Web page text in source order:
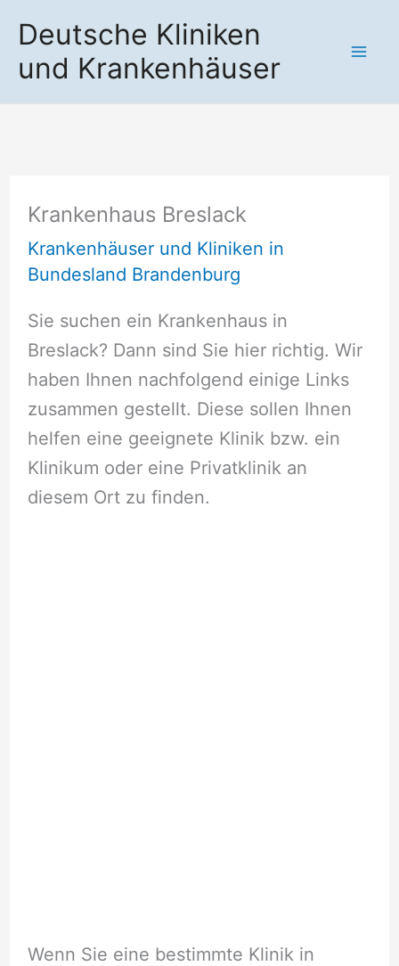
Inhalt
springen
Deutsche Kliniken
und Krankenhäuser
Krankenhaus Breslack
Krankenhäuser und Kliniken in
Bundesland Brandenburg
Sie suchen ein Krankenhaus in
Breslack? Dann sind Sie hier richtig. Wir
haben Ihnen nachfolgend einige Links
zusammen gestellt. Diese sollen Ihnen
helfen eine geeignete Klinik bzw. ein
Klinikum oder eine Privatklinik an
diesem Ort zu finden.
Wenn Sie eine bestimmte Klinik in